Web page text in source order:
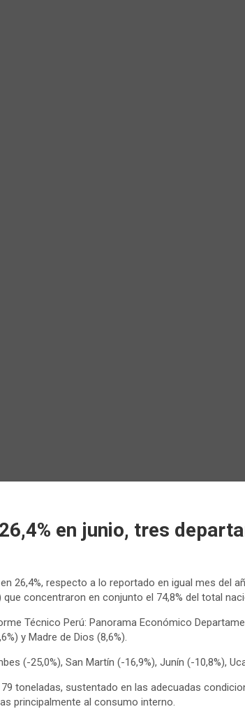
en junio, tres
26,4%, respecto a lo reportado en igual mes del
que concentraron en conjunto el 74,8% del total
Técnico Perú: Panorama Económico
y Madre de Dios (8,6%).
(-25,0%), San Martín (-16,9%), Junín (-10,8%),
toneladas, sustentado en las adecuadas
principalmente al consumo interno.